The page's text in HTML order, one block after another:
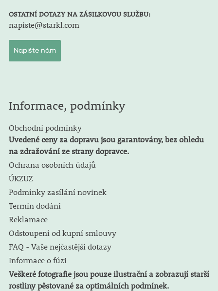
OSTATNÍ DOTAZY NA ZÁSILKOVOU SLUŽBU:
napiste@starkl.com
Napište nám
Informace, podmínky
Obchodní podmínky
Uvedené ceny za dopravu jsou garantovány, bez ohledu
na zdražování ze strany dopravce.
Ochrana osobních údajů
ÚKZUZ
Podmínky zasílání novinek
Termín dodání
Reklamace
Odstoupení od kupní smlouvy
FAQ - Vaše nejčastější dotazy
Informace o fúzi
Veškeré fotografie jsou pouze ilustrační a zobrazují starší
rostliny pěstované za optimálních podmínek.